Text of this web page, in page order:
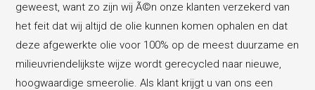
geweest, want zo zijn wij Ã©n onze klanten verzekerd van
het feit dat wij altijd de olie kunnen komen ophalen en dat
deze afgewerkte olie voor 100% op de meest duurzame en
milieuvriendelijkste wijze wordt gerecycled naar nieuwe,
hoogwaardige smeerolie. Als klant krijgt u van ons een